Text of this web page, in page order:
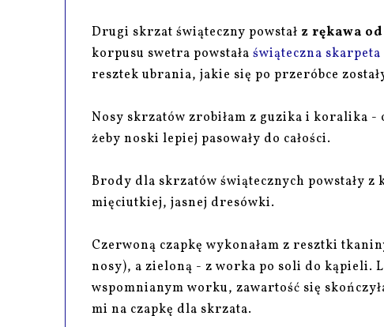
Drugi skrzat świąteczny powstał z rękawa
korpusu swetra powstała świąteczna
resztek ubrania, jakie się po przeróbce
Nosy skrzatów zrobiłam z guzika i koralika -
żeby noski lepiej pasowały do całości.
Brody dla skrzatów świątecznych powstały z
mięciutkiej, jasnej dresówki.
Czerwoną czapkę wykonałam z resztki
nosy), a zieloną - z worka po soli do kąpieli.
wspomnianym worku, zawartość się
mi na czapkę dla skrzata.